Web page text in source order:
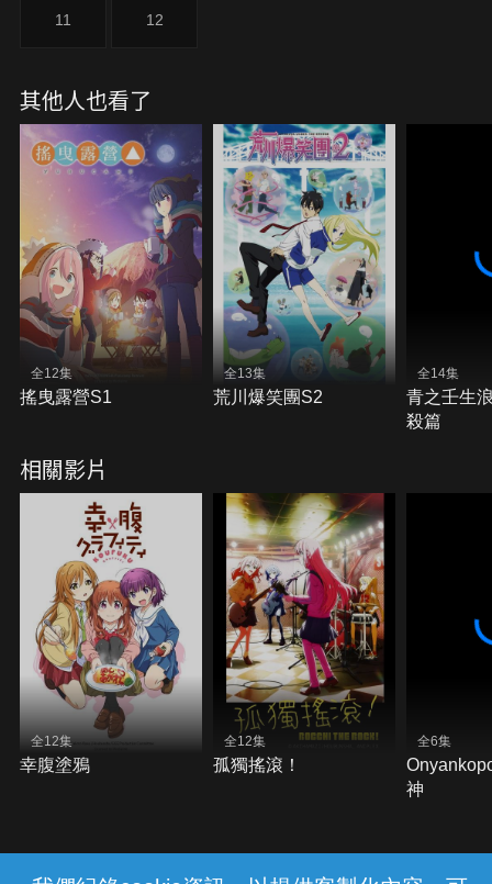
11 12
其他人也看了
全12集
搖曳露營S1
全13集
荒川爆笑團S2
全14集
青之壬生
殺篇
相關影片
全12集
幸腹塗鴉
全12集
孤獨搖滾！
全6集
神